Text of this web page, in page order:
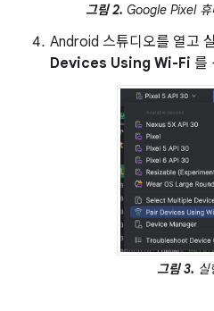
그림 2. Google Pixel 휴
Android 스튜디오를 열고
Devices Using Wi-Fi 를
그림 3. 실